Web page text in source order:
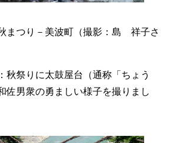
まつり－美波町（撮影：島 祥子さ
秋祭りに太鼓屋台（通称「ちょう
佐男衆の勇ましい様子を撮りまし